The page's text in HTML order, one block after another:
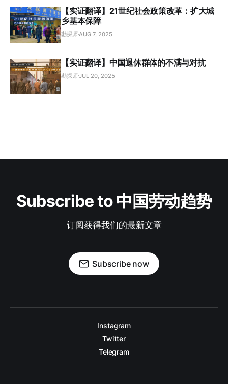
【实证翻译】21世纪社会政策改革：扩大城
乡基本保障
勘探师 AUG 7, 2025
【实证翻译】中国退休群体的不满与对抗
勘探师 JUL 20, 2025
Subscribe to 中国劳动趋势
订阅获得我们的最新文章
Subscribe now
Instagram
Twitter
Telegram